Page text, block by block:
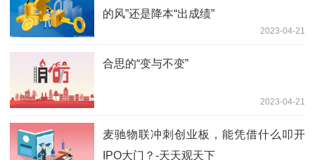
的风”还是降本“出成绩”
2023-04-21
合思的“变与不变”
2023-04-21
麦驰物联冲刺创业板，能凭借什么叩开
IPO大门？-天天观天下